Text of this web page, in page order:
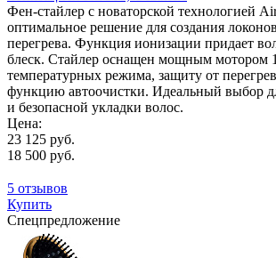
Фен-стайлер с новаторской технологией
оптимальное решение для создания
перегрева. Функция ионизации придает
блеск. Стайлер оснащен мощным мотором
температурных режима, защиту от
функцию автоочистки. Идеальный выбор
и безопасной укладки волос.
Цена:
23 125 руб.
18 500 руб.
5 отзывов
Купить
Спецпредложение